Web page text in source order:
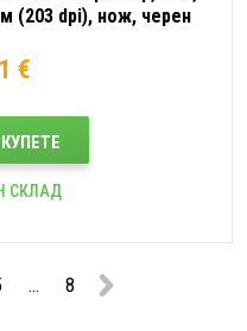
(203 dpi), нож, черен
€
КУПЕТЕ
СКЛАД
... 8